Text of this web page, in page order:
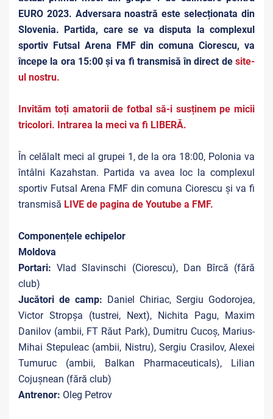
EURO 2023. Adversara noastră este selecționata din
Slovenia. Partida, care se va disputa la complexul
sportiv Futsal Arena FMF din comuna Ciorescu, va
începe la ora 15:00 și va fi transmisă în direct de site-
ul nostru.
Invităm toți amatorii de fotbal să-i susținem pe micii
tricolori. Intrarea la meci va fi LIBERĂ.
În celălalt meci al grupei 1, de la ora 18:00, Polonia va
întâlni Kazahstan. Partida va avea loc la complexul
sportiv Futsal Arena FMF din comuna Ciorescu și va fi
transmisă LIVE de pagina de Youtube a FMF.
Componențele echipelor
Moldova
Portari: Vlad Slavinschi (Ciorescu), Dan Bîrcă (fără
club)
Jucători de camp: Daniel Chiriac, Sergiu Godorojea,
Victor Stropșa (tustrei, Next), Nichita Pagu, Maxim
Danilov (ambii, FT Răut Park), Dumitru Cucoș, Marius-
Mihai Stepuleac (ambii, Nistru), Sergiu Crasilov, Alexei
Tumuruc (ambii, Balkan Pharmaceuticals), Lilian
Cojușnean (fără club)
Antrenor: Oleg Petrov